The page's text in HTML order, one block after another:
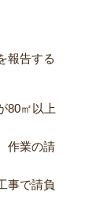
報告する
80㎡以上
作業の請
事で請負